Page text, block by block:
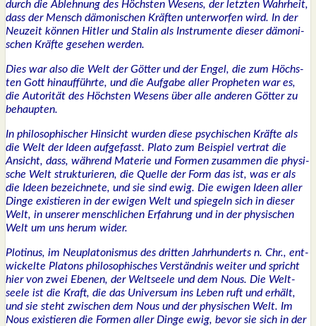
durch die Ableh­nung des Höchs­ten Wesens, der letz­ten Wahr­heit,
dass der Mensch dämo­ni­schen Kräf­ten unter­wor­fen wird. In der
Neu­zeit kön­nen Hit­ler und Sta­lin als Instru­men­te die­ser dämo­ni­
schen Kräf­te gese­hen wer­den.
Dies war also die Welt der Göt­ter und der Engel, die zum Höchs­
ten Gott hin­auf­führ­te, und die Auf­ga­be aller Pro­phe­ten war es,
die Auto­ri­tät des Höchs­ten Wesens über alle ande­ren Göt­ter zu
behaup­ten.
In phi­lo­so­phi­scher Hin­sicht wur­den die­se psy­chi­schen Kräf­te als
die Welt der Ideen auf­ge­fasst. Pla­to zum Bei­spiel ver­trat die
Ansicht, dass, wäh­rend Mate­rie und For­men zusam­men die phy­si­
sche Welt struk­tu­rie­ren, die Quel­le der Form das ist, was er als
die Ideen bezeich­ne­te, und sie sind ewig. Die ewi­gen Ideen aller
Din­ge exis­tie­ren in der ewi­gen Welt und spie­geln sich in die­ser
Welt, in unse­rer mensch­li­chen Erfah­rung und in der phy­si­schen
Welt um uns her­um wider.
Plo­ti­nus, im Neu­pla­to­nis­mus des drit­ten Jahr­hun­derts n. Chr., ent­
wi­ckel­te Pla­tons phi­lo­so­phi­sches Ver­ständ­nis wei­ter und spricht
hier von zwei Ebe­nen, der Welt­see­le und dem Nous. Die Welt­
see­le ist die Kraft, die das Uni­ver­sum ins Leben ruft und erhält,
und sie steht zwi­schen dem Nous und der phy­si­schen Welt. Im
Nous exis­tie­ren die For­men aller Din­ge ewig, bevor sie sich in der